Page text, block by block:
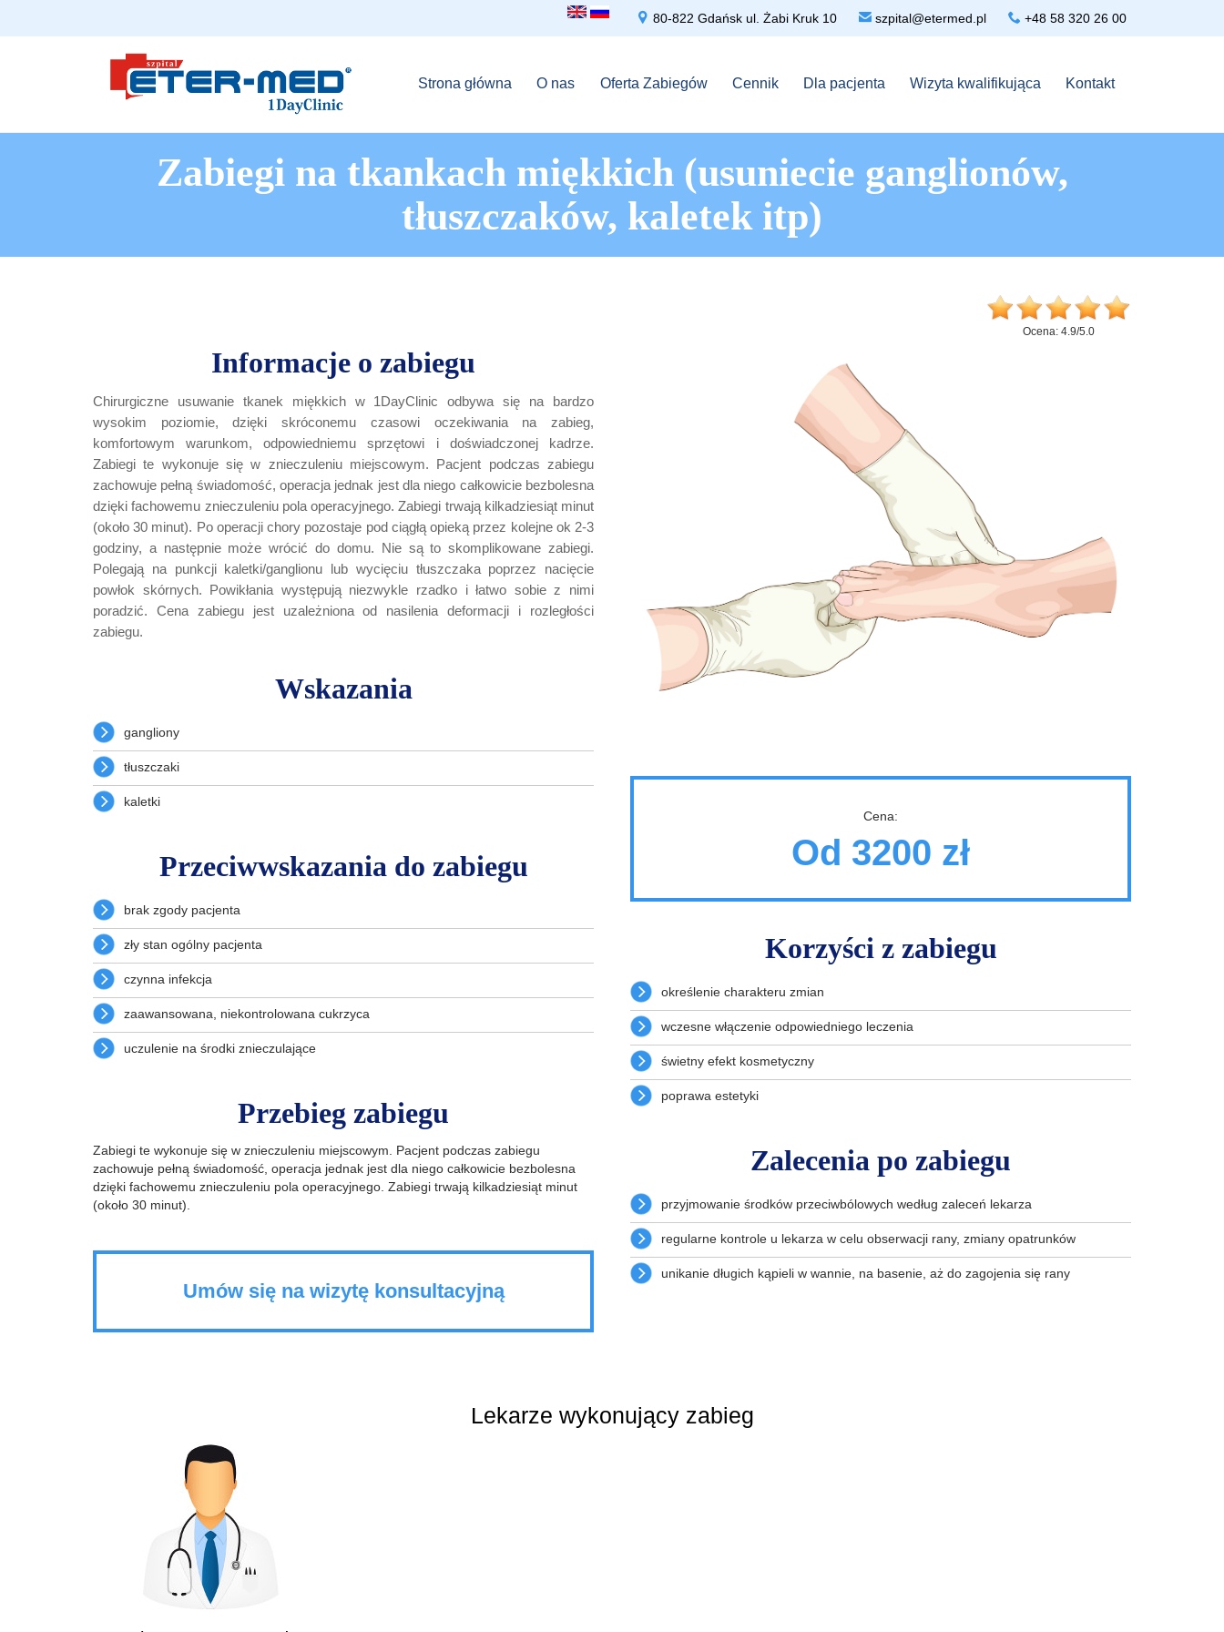
 80-822 Gdańsk ul. Żabi Kruk 10  szpital@etermed.pl  +48 58 320 26 00
Strona główna O nas Oferta Zabiegów Cennik Dla pacjenta Wizyta kwalifikująca Kontakt
Zabiegi na tkankach miękkich (usuniecie ganglionów,
tłuszczaków, kaletek itp)
Ocena: 4.9/5.0
Informacje o zabiegu
Chirurgiczne usuwanie tkanek miękkich w 1DayClinic odbywa się na bardzo
wysokim poziomie, dzięki skróconemu czasowi oczekiwania na zabieg,
komfortowym warunkom, odpowiedniemu sprzętowi i doświadczonej kadrze.
Zabiegi te wykonuje się w znieczuleniu miejscowym. Pacjent podczas zabiegu
zachowuje pełną świadomość, operacja jednak jest dla niego całkowicie bezbolesna
dzięki fachowemu znieczuleniu pola operacyjnego. Zabiegi trwają kilkadziesiąt minut
(około 30 minut). Po operacji chory pozostaje pod ciągłą opieką przez kolejne ok 2-3
godziny, a następnie może wrócić do domu. Nie są to skomplikowane zabiegi.
Polegają na punkcji kaletki/ganglionu lub wycięciu tłuszczaka poprzez nacięcie
powłok skórnych. Powikłania występują niezwykle rzadko i łatwo sobie z nimi
poradzić. Cena zabiegu jest uzależniona od nasilenia deformacji i rozległości
zabiegu.
Wskazania
gangliony
tłuszczaki
kaletki
Przeciwwskazania do zabiegu
brak zgody pacjenta
zły stan ogólny pacjenta
czynna infekcja
zaawansowana, niekontrolowana cukrzyca
uczulenie na środki znieczulające
Przebieg zabiegu
Zabiegi te wykonuje się w znieczuleniu miejscowym. Pacjent podczas zabiegu
zachowuje pełną świadomość, operacja jednak jest dla niego całkowicie bezbolesna
dzięki fachowemu znieczuleniu pola operacyjnego. Zabiegi trwają kilkadziesiąt minut
(około 30 minut).
Umów się na wizytę konsultacyjną
Cena:
Od 3200 zł
Korzyści z zabiegu
określenie charakteru zmian
wczesne włączenie odpowiedniego leczenia
świetny efekt kosmetyczny
poprawa estetyki
Zalecenia po zabiegu
przyjmowanie środków przeciwbólowych według zaleceń lekarza
regularne kontrole u lekarza w celu obserwacji rany, zmiany opatrunków
unikanie długich kąpieli w wannie, na basenie, aż do zagojenia się rany
Lekarze wykonujący zabieg